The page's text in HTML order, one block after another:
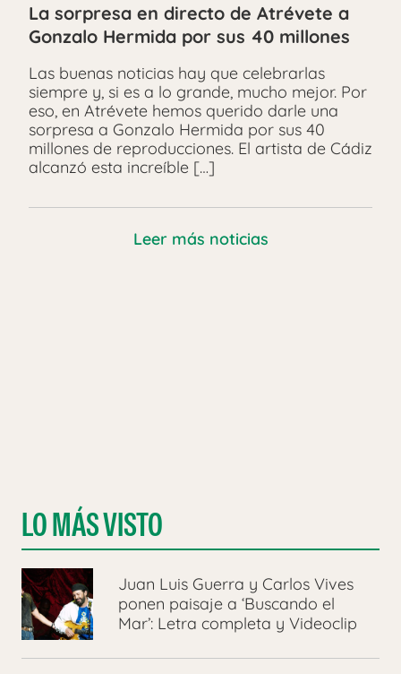
La sorpresa en directo de Atrévete a
Gonzalo Hermida por sus 40 millones
Las buenas noticias hay que celebrarlas
siempre y, si es a lo grande, mucho mejor. Por
eso, en Atrévete hemos querido darle una
sorpresa a Gonzalo Hermida por sus 40
millones de reproducciones. El artista de Cádiz
alcanzó esta increíble […]
Leer más noticias
LO MÁS VISTO
Juan Luis Guerra y Carlos Vives
ponen paisaje a ‘Buscando el
Mar’: Letra completa y Videoclip